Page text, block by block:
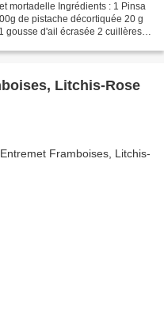
mortadelle Ingrédients : 1 Pinsa
de pistache décortiquée 20 g
gousse d'ail écrasée 2 cuillères à
Litchis-Rose